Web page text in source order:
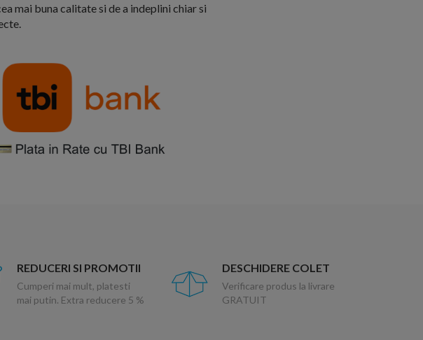
mai buna calitate si de a indeplini chiar si
REDUCERI SI PROMOTII
Cumperi mai mult, platesti
mai putin. Extra reducere 5 %
DESCHIDERE COLET
Verificare produs la livrare
GRATUIT